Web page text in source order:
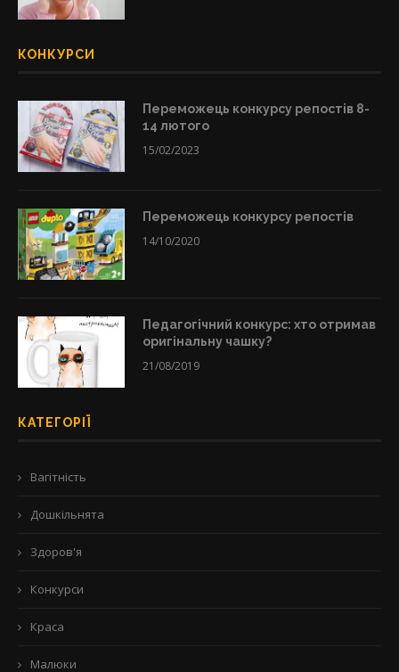
КОНКУРСИ
Переможець конкурсу репостів 8-
14 лютого
15/02/2023
Переможець конкурсу репостів
14/10/2020
Педагогічний конкурс: хто отримав
оригінальну чашку?
21/08/2019
КАТЕГОРІЇ
Вагітність
Дошкільнята
Здоров'я
Конкурси
Краса
Малюки